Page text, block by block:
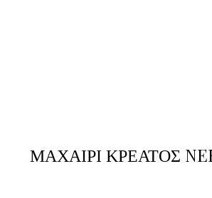
ΜΑΧΑΙΡΙ ΚΡΕΑΤΟΣ